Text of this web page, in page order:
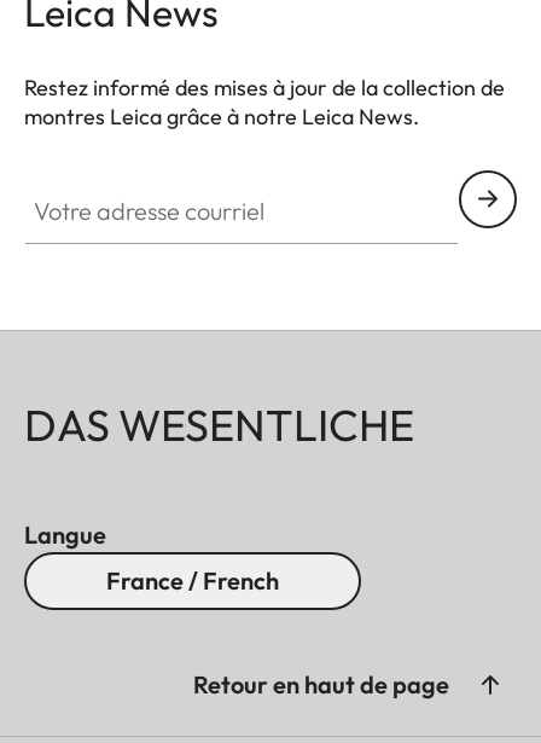
Leica News
Restez informé des mises à jour de la collection de
montres Leica grâce à notre Leica News.
DAS WESENTLICHE
Langue
France / French
Retour en haut de page